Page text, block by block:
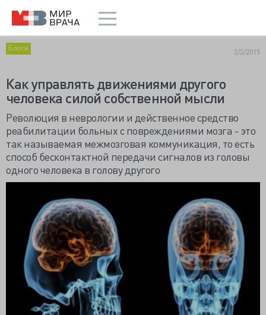
Блоги 3/3/2015
Как управлять движениями другого
человека силой собственной мысли
Революция в неврологии и действенное средство
реабилитации больных с повреждениями мозга - это
так называемая межмозговая коммуникация, то есть
способ бесконтактной передачи сигналов из головы
одного человека в голову другого